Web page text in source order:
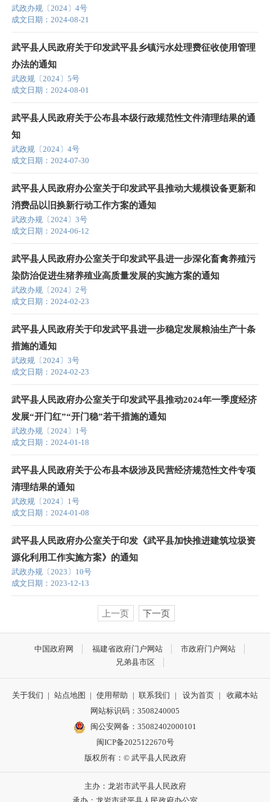
武政办规〔2024〕4号
成文日期：2024-08-21
武平县人民政府关于印发武平县乡镇污水处理费征收使用管理
办法的通知
武政规〔2024〕5号
成文日期：2024-08-01
武平县人民政府关于公布县本级行政规范性文件清理结果的通
知
武政规〔2024〕4号
成文日期：2024-07-30
武平县人民政府办公室关于印发武平县推动大规模设备更新和
消费品以旧换新行动工作方案的通知
武政办规〔2024〕3号
成文日期：2024-06-12
武平县人民政府办公室关于印发武平县进一步深化畜禽养殖污
染防治促进生猪养殖业高质量发展的实施方案的通知
武政办规〔2024〕2号
成文日期：2024-02-23
武平县人民政府关于印发武平县进一步稳定发展粮油生产十条
措施的通知
武政规〔2024〕3号
成文日期：2024-02-23
武平县人民政府办公室关于印发武平县推动2024年一季度经济
发展“开门红”“开门稳”若干措施的通知
武政办规〔2024〕1号
成文日期：2024-01-18
武平县人民政府关于公布县本级涉及民营经济规范性文件专项
清理结果的通知
武政规〔2024〕1号
成文日期：2024-01-08
武平县人民政府办公室关于印发《武平县加快推进建筑垃圾资
源化利用工作实施方案》的通知
武政办规〔2023〕10号
成文日期：2023-12-13
上一页 下一页
中国政府网 福建省政府门户网站
市政府门户网站
兄弟县市区
关于我们 | 站点地图 | 使用帮助 | 联系我们 | 设为首页 |
收藏本站
网站标识码：3508240005
闽公安网备：35082402000101
闽ICP备2025122670号
版权所有：© 武平县人民政府
主办：龙岩市武平县人民政府